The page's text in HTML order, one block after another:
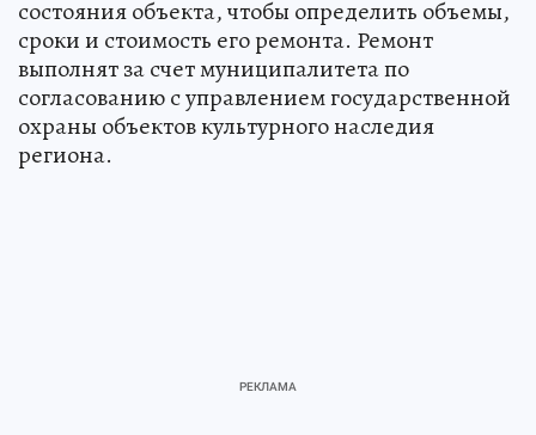
состояния объекта, чтобы определить объемы,
сроки и стоимость его ремонта. Ремонт
выполнят за счет муниципалитета по
согласованию с управлением государственной
охраны объектов культурного наследия
региона.